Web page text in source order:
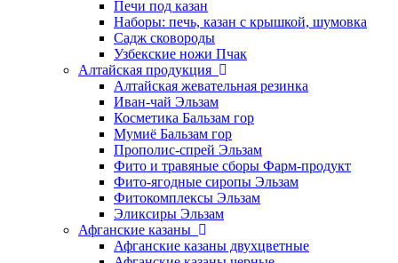
Печи под казан
Наборы: печь, казан с крышкой, шумовка
Садж сковороды
Узбекские ножи Пчак
Алтайская продукция
Алтайская жевательная резинка
Иван-чай Эльзам
Косметика Бальзам гор
Мумиё Бальзам гор
Прополис-спрей Эльзам
Фито и травяные сборы Фарм-продукт
Фито-ягодные сиропы Эльзам
Фитокомплексы Эльзам
Эликсиры Эльзам
Афганские казаны
Афганские казаны двухцветные